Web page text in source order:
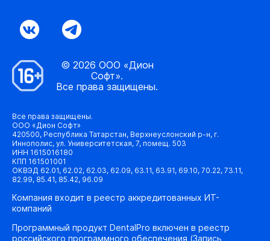
© 2026 ООО «Дион
Софт».
Все права защищены.
Все права защищены.
ООО «Дион Софт»
420500, Республика Татарстан, Верхнеуслонский р-н, г.
Иннополис, ул. Университетская, 7, помещ. 503
ИНН 1615016180
КПП 161501001
ОКВЭД 62.01, 62.02, 62.03, 62.09, 63.11, 63.91, 69.10, 70.22, 73.11,
82.99, 85.41, 85.42, 96.09
Компания входит в реестр аккредитованных ИТ-
компаний
Программный продукт DentalPro включен в реестр
российского программного обеспечения (Запись